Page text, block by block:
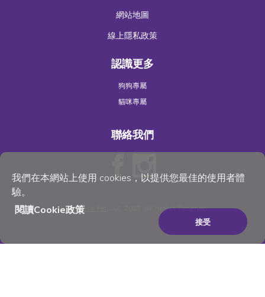
我們在本網站上使用 cookies，以提供您最佳的使用者體
驗。
閱讀Cookie政策
接受
網站地圖
線上隱私政策
認識更多
狗狗專屬
貓咪專屬
聯絡我們
©Wellness Pet , LLC 2023. All Rights Reserved